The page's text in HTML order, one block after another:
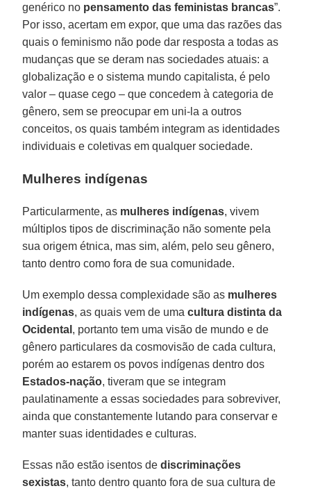
genérico no pensamento das feministas brancas”.
Por isso, acertam em expor, que uma das razões das
quais o feminismo não pode dar resposta a todas as
mudanças que se deram nas sociedades atuais: a
globalização e o sistema mundo capitalista, é pelo
valor – quase cego – que concedem à categoria de
gênero, sem se preocupar em uni-la a outros
conceitos, os quais também integram as identidades
individuais e coletivas em qualquer sociedade.
Mulheres indígenas
Particularmente, as mulheres indígenas, vivem
múltiplos tipos de discriminação não somente pela
sua origem étnica, mas sim, além, pelo seu gênero,
tanto dentro como fora de sua comunidade.
Um exemplo dessa complexidade são as mulheres
indígenas, as quais vem de umacultura distinta da
Ocidental , portanto tem uma visão de mundo e de
gênero particulares da cosmovisão de cada cultura,
porém ao estarem os povos indígenas dentro dos
Estados-nação, tiveram que se integram
paulatinamente a essas sociedades para sobreviver,
ainda que constantemente lutando para conservar e
manter suas identidades e culturas.
Essas não estão isentos dediscriminações
sexistas, tanto dentro quanto fora de sua cultura de